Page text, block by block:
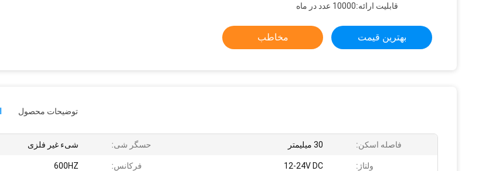
قابلیت ارائه:10000 عدد در ماه
بهترین قیمت مخاطب
توضیحات محصول
فاصله اسکن: 30 میلیمتر حسگر شی: شیء غیر فلزی
ولتاژ: 12-24V DC فرکانس: 600HZ